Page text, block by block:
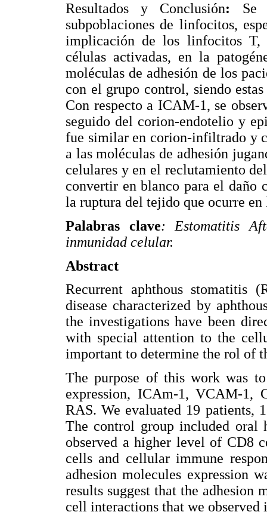
Resultados y Conclusión: Se
subpoblaciones de linfocitos,
implicación de los linfocitos T,
células activadas, en la
moléculas de adhesión de los
con el grupo control, siendo
Con respecto a ICAM-1, se
seguido del corion-endotelio y
fue similar en corion-infiltrado y
a las moléculas de adhesión
celulares y en el reclutamiento
convertir en blanco para el daño
la ruptura del tejido que ocurre
Palabras clave: Estomatitis
inmunidad celular.
Abstract
Recurrent aphthous stomatitis
disease characterized by
the investigations have been
with special attention to the
important to determine the rol of
The purpose of this work was
expression, ICAm-1, VCAM-
RAS. We evaluated 19
The control group included oral
observed a higher level of CD8
cells and cellular immune
adhesion molecules expression
results suggest that the
cell interactions that we observed